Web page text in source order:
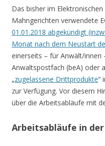
Das bisher im
Mahngerichten verwendete
01.01.2018 abgekündigt
Monat nach dem Neustart
einerseits – für Anwält/innen
Anwaltspostfach (beA) oder
„zugelassene Drittprodukte“
zur Verfügung. Vor diesem
über die Arbeitsabläufe mit
Arbeitsabläufe in